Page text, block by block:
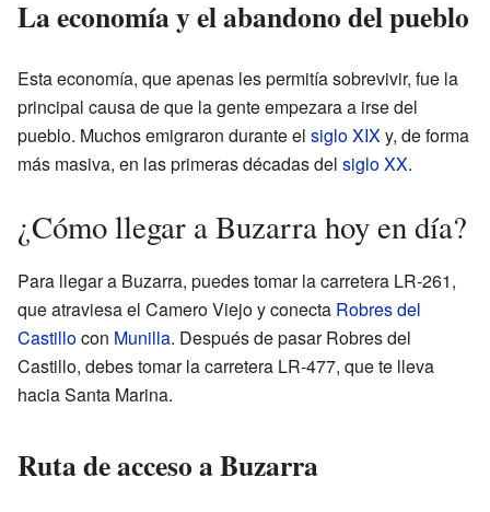
La economía y el abandono del pueblo
Esta economía, que apenas les permitía sobrevivir, fue la
principal causa de que la gente empezara a irse del
pueblo. Muchos emigraron durante el siglo XIXy, de forma
más masiva, en las primeras décadas del siglo XX.
¿Cómo llegar a Buzarra hoy en día?
Para llegar a Buzarra, puedes tomar la carretera LR-261,
que atraviesa el Camero Viejo y conecta Robres del
Castillocon Munilla. Después de pasar Robres del
Castillo, debes tomar la carretera LR-477, que te lleva
hacia Santa Marina.
Ruta de acceso a Buzarra